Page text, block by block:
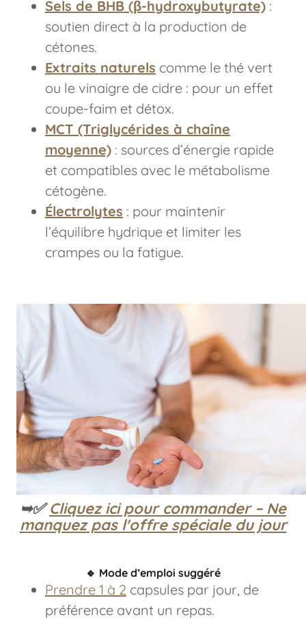
Sels de BHB (β-hydroxybutyrate) :
soutien direct à la production de
cétones.
Extraits naturels comme le thé vert
ou le vinaigre de cidre : pour un effet
coupe-faim et détox.
MCT (Triglycérides à chaîne
moyenne) : sources d’énergie rapide
et compatibles avec le métabolisme
cétogène.
Électrolytes : pour maintenir
l’équilibre hydrique et limiter les
crampes ou la fatigue.
➥✅Cliquez ici pour commander – Ne
manquez pas l'offre spéciale du jour
🔹 Mode d’emploi suggéré
Prendre 1 à 2 capsules par jour, de
préférence avant un repas.